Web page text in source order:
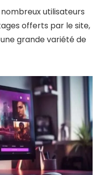
utilisateurs
offerts par le site,
grande variété de